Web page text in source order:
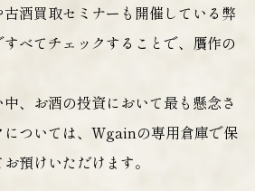
酒買取セミナーも開催している弊
べてチェックすることで、贋作の
、お酒の投資において最も懸念さ
ついては、Wgainの専用倉庫で保
預けいただけます。